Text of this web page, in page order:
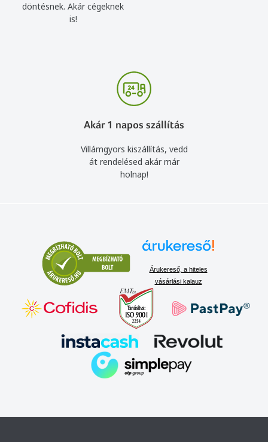
döntésnek. Akár cégeknek
is!
Akár 1 napos szállítás
Villámgyors kiszállítás, vedd
át rendelésed akár már
holnap!
Árukereső, a hiteles
vásárlási kalauz